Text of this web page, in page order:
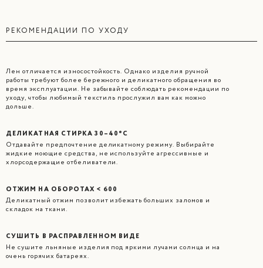
РЕКОМЕНДАЦИИ ПО УХОДУ
Лен отличается износостойкость. Однако изделия ручной
работы требуют более бережного и деликатного обращения во
время эксплуатации. Не забывайте соблюдать рекомендации по
уходу, чтобы любимый текстиль прослужил вам как можно
дольше.
ДЕЛИКАТНАЯ СТИРКА 30–40°C
Отдавайте предпочтение деликатному режиму. Выбирайте
жидкие моющие средства, не используйте агрессивные и
хлорсодержащие отбеливатели.
ОТЖИМ НА ОБОРОТАХ < 600
Деликатный отжим позволит избежать больших заломов и
складок на ткани.
СУШИТЬ В РАСПРАВЛЕННОМ ВИДЕ
Не сушите льняные изделия под яркими лучами солнца и на
очень горячих батареях.